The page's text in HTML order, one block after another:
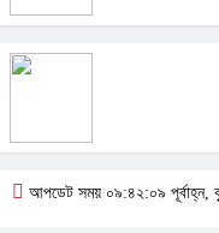
আপডেট সময় ০৯:৪২:০৯ পূর্বাহ্ন,